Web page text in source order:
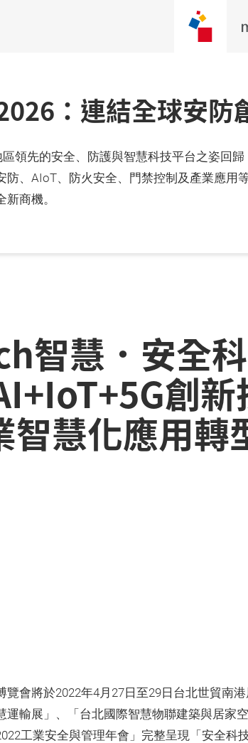
：連結全球安防
領先的安全、防護與智慧科技平台之姿回
防、AIoT、防火安全、門禁控制及產業應用
商機。
智慧．安全
創新
智慧化應用轉
覽會將於2022年4月27日至29日台北世貿南
運輸展」、「台北國際智慧物聯建築與居家
工業安全與管理年會」完整呈現「安全科